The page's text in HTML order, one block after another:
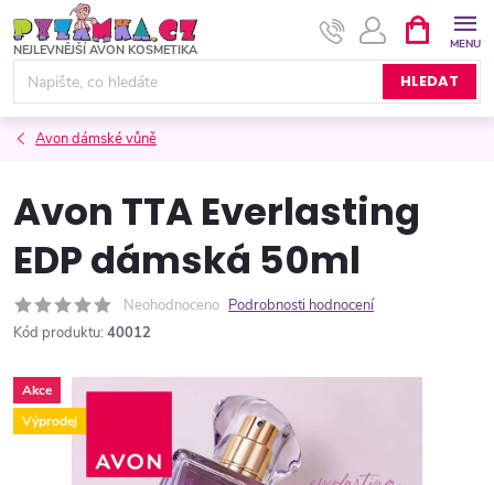
na
obsah
HLEDAT
NÁKUPNÍ
KOŠÍK
Avon dámské vůně
Avon TTA Everlasting
EDP dámská 50ml
Neohodnoceno Podrobnosti hodnocení
Kód produktu: 40012
Akce
Výprodej